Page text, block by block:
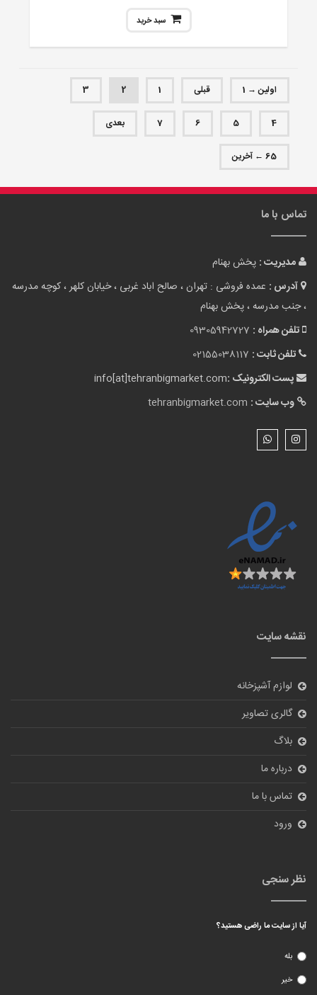
سبد خرید
اولین → 1 قبلی 1
2
3
4
5
6
7 بعدی
65 ← آخرین
تماس با ما
مدیریت : پخش بهنام
آدرس : عمده فروشی : تهران ، صالح اباد غربی ، خیابان کلهر ، کوچه مدرسه
، جنب مدرسه ، پخش بهنام
تلفن همراه : 09305942727
تلفن ثابت : 02155038117
پست الکترونیک :info[at]tehranbigmarket.com
وب سایت : tehranbigmarket.com
نقشه سایت
لوازم آشپزخانه
گالری تصاویر
بلاگ
درباره ما
تماس با ما
ورود
نظر سنجی
آیا از سایت ما راضی هستید؟
بله
خیر